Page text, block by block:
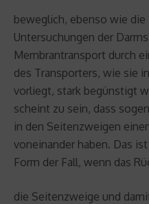
beweglich, ebenso wie
Untersuchungen der
Membrantransport durch
des Transporters, wie sie
vorliegt, stark begünstigt
scheint zu sein, dass
in den Seitenzweigen
voneinander haben. Das
Form der Fall, wenn das
die Seitenzweige und